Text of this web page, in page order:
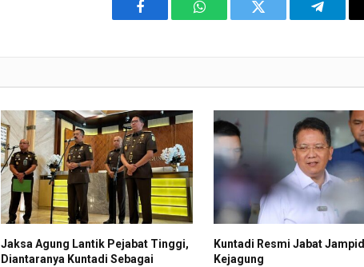
Facebook WhatsAppTwitter
Jaksa Agung Lantik Pejabat Tinggi,
Diantaranya Kuntadi Sebagai
Kuntadi Resmi Jabat
Kejagung